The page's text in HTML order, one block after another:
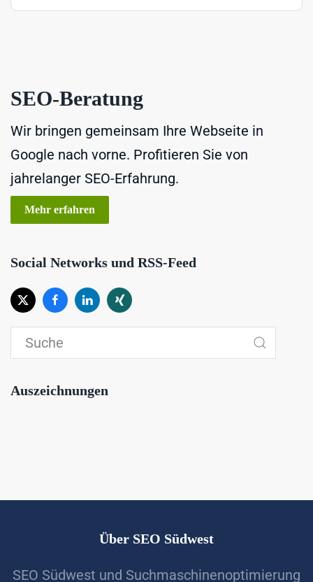
SEO-Beratung
Wir bringen gemeinsam Ihre Webseite in
Google nach vorne. Profitieren Sie von
jahrelanger SEO-Erfahrung.
Mehr erfahren
Social Networks und RSS-Feed
Auszeichnungen
Über SEO Südwest
SEO Südwest und Suchmaschinenoptimierung